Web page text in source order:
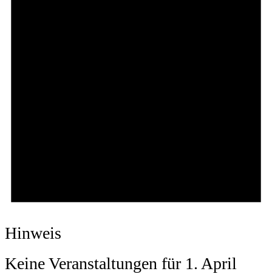
Hinweis
Keine Veranstaltungen für 1. April